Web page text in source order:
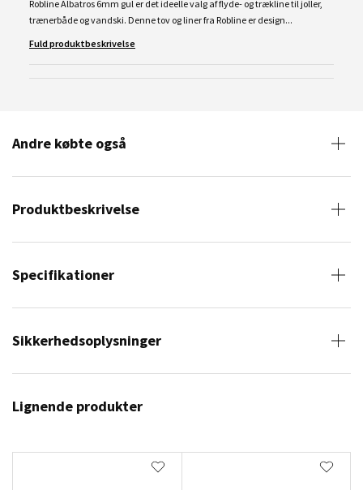
Robline Albatros 6mm gul er det ideelle valg af flyde- og trækline til joller,
trænerbåde og vandski. Denne tov og liner fra Robline er design...
Fuld produktbeskrivelse
Andre købte også
Produktbeskrivelse
Specifikationer
Sikkerhedsoplysninger
Lignende produkter